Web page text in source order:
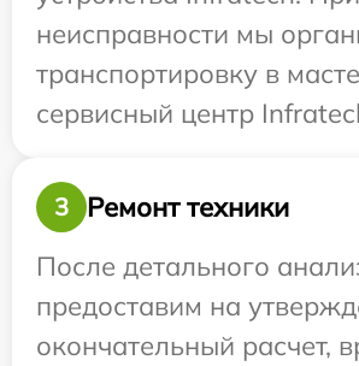
неисправности мы
транспортировку в
сервисный центр
3
Ремонт техники
После детального
предоставим на
окончательный расчет,